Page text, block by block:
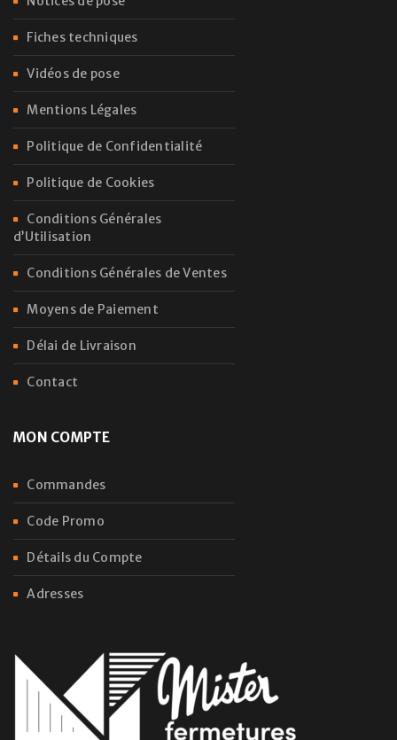
Fiches techniques
Vidéos de pose
Mentions Légales
Politique de Confidentialité
Politique de Cookies
Conditions Générales
d’Utilisation
Conditions Générales de Ventes
Moyens de Paiement
Délai de Livraison
Contact
MON COMPTE
Commandes
Code Promo
Détails du Compte
Adresses